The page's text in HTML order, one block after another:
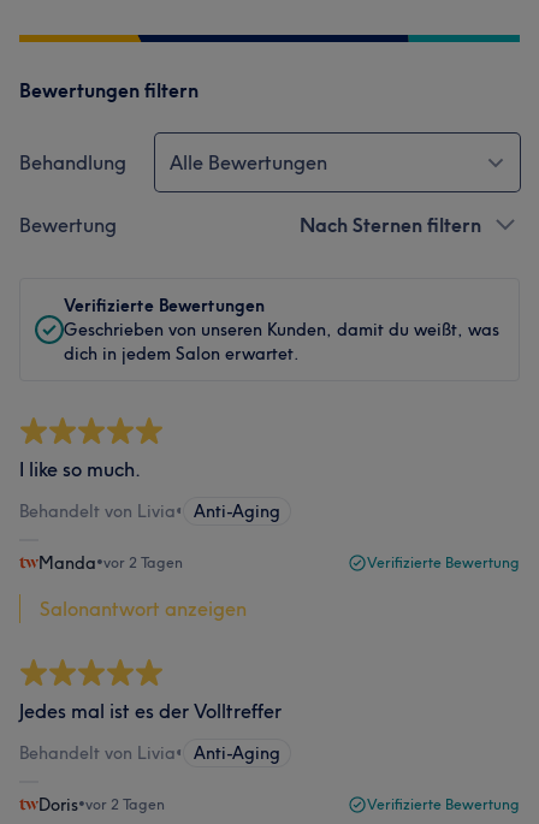
Bewertungen filtern
Behandlung Alle Bewertungen
Bewertung Nach Sternen filtern
Verifizierte Bewertungen
Geschrieben von unseren Kunden, damit du weißt, was
dich in jedem Salon erwartet.
I like so much.
Behandelt von Livia• Anti-Aging
Manda•vor 2 Tagen Verifizierte Bewertung
Salonantwort anzeigen
Jedes mal ist es der Volltreffer
Behandelt von Livia• Anti-Aging
Doris•vor 2 Tagen Verifizierte Bewertung